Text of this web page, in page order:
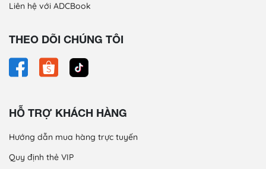
Liên hệ với ADCBook
THEO DÕI CHÚNG TÔI
HỖ TRỢ KHÁCH HÀNG
Hướng dẫn mua hàng trực tuyến
Quy định thẻ VIP